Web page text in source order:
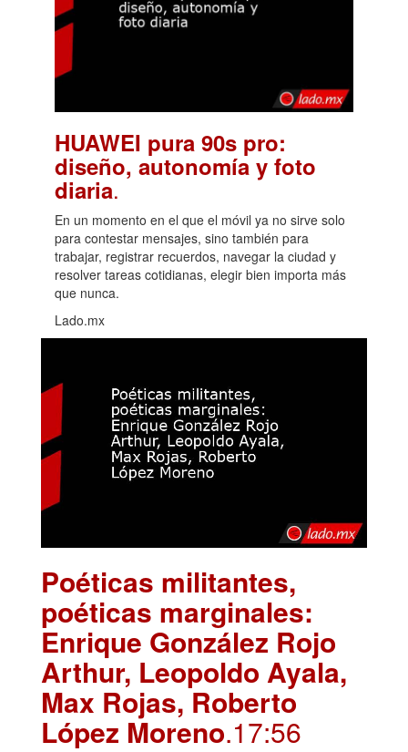
HUAWEI pura 90s pro:
diseño, autonomía y foto
diaria.
En un momento en el que el móvil ya no sirve solo
para contestar mensajes, sino también para
trabajar, registrar recuerdos, navegar la ciudad y
resolver tareas cotidianas, elegir bien importa más
que nunca.
Lado.mx
Poéticas militantes,
poéticas marginales:
Enrique González Rojo
Arthur, Leopoldo Ayala,
Max Rojas, Roberto
López Moreno.17:56